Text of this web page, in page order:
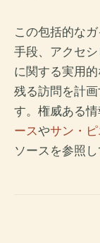
この包括的な
手段、アクセ
に関する実用
残る訪問を計
す。権威ある情
ースやサン・
ソースを参照し